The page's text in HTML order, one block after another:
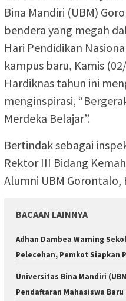
Bina Mandiri (UBM)
bendera yang megah
Hari Pendidikan
kampus baru, Kamis
Hardiknas tahun ini
menginspirasi,
Merdeka Belajar”.
Bertindak sebagai
Rektor III Bidang
Alumni UBM Gorontalo,
BACAAN LAINNYA
Adhan Dambea Warning
Pelecehan, Pemkot Siapkan
Universitas Bina Mandiri
Pendaftaran Mahasiswa Baru